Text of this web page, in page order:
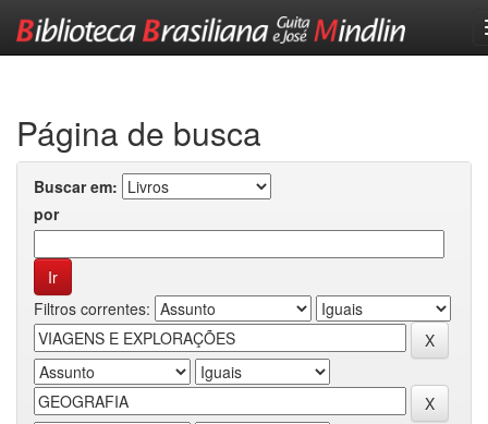
Página de busca
Buscar em:
por
Filtros correntes: